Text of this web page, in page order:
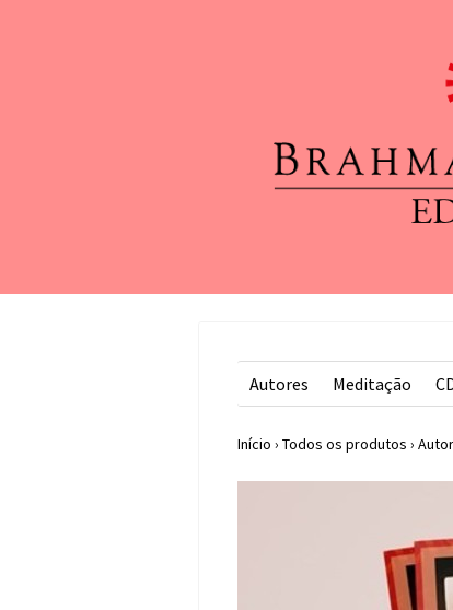
Autores Meditação
Início › Todos os produtos ›